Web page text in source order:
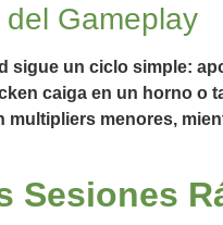
Gameplay
sigue un ciclo simple:
caiga en un horno o
multipliers menores,
Sesiones